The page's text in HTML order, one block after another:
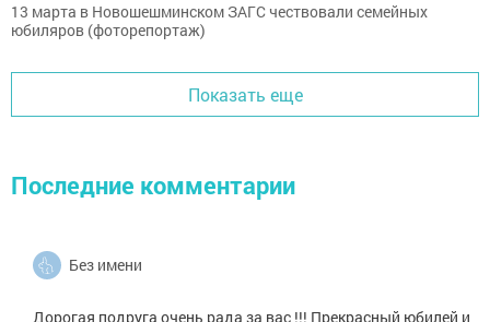
13 марта в Новошешминском ЗАГС чествовали семейных
юбиляров (фоторепортаж)
Показать еще
Последние комментарии
Без имени
Дорогая подруга очень рада за вас !!! Прекрасный юбилей и